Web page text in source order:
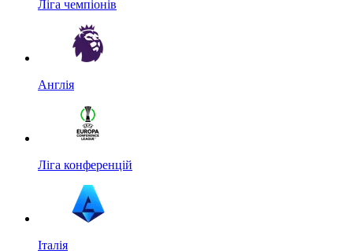
Ліга чемпіонів
Англія
Ліга конференцій
Італія